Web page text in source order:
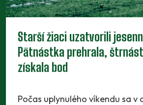
Starší žiaci uzatvorili
Pätnástka prehrala,
získala bod
Počas uplynulého víkendu sa v